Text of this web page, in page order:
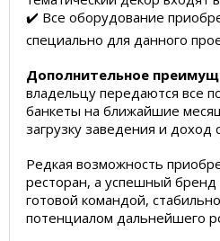
✔️ Все оборудование
специально для данного
Дополнительное
владельцу передаются все
банкеты на ближайшие
загрузку заведения и доход
Редкая возможность
ресторан, а успешный бренд
готовой командой,
потенциалом дальнейшего